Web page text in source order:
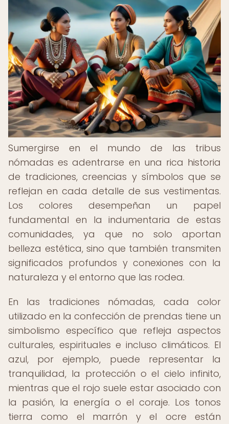
Sumergirse en el mundo de las tribus
nómadas es adentrarse en una rica historia
de tradiciones, creencias y símbolos que se
reflejan en cada detalle de sus vestimentas.
Los colores desempeñan un papel
fundamental en la indumentaria de estas
comunidades, ya que no solo aportan
belleza estética, sino que también transmiten
significados profundos y conexiones con la
naturaleza y el entorno que las rodea.
En las tradiciones nómadas, cada color
utilizado en la confección de prendas tiene un
simbolismo específico que refleja aspectos
culturales, espirituales e incluso climáticos. El
azul, por ejemplo, puede representar la
tranquilidad, la protección o el cielo infinito,
mientras que el rojo suele estar asociado con
la pasión, la energía o el coraje. Los tonos
tierra como el marrón y el ocre están